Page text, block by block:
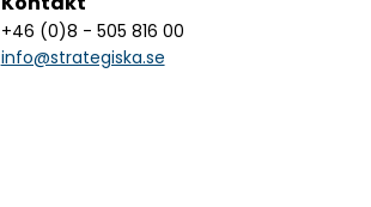
+46 (0)8 - 505 816 00
info@strategiska.se